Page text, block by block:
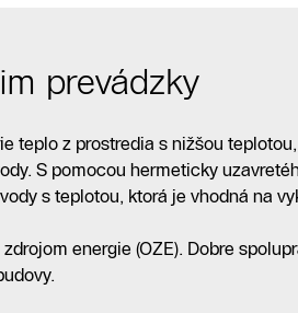
prevádzky
teplo z prostredia s nižšou
S pomocou hermeticky
s teplotou, ktorá je vhodná na
energie (OZE). Dobre